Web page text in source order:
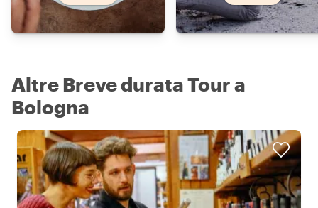
Altre Breve durata Tour a
Bologna